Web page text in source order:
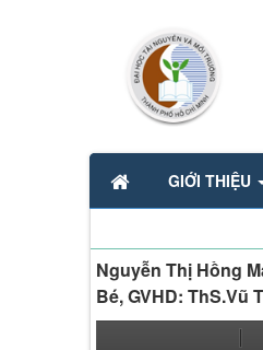
GIỚI THIỆU
Nguyễn Thị Hồng
Bé, GVHD: ThS.Vũ